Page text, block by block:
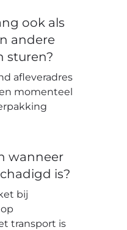
ook als
andere
sturen?
afleveradres
momenteel
wanneer
is?
bij
transport is